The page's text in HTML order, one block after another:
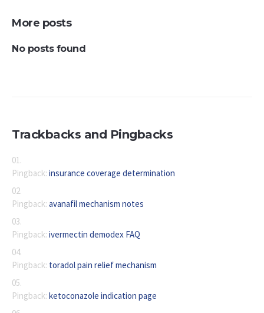
More posts
No posts found
Trackbacks and Pingbacks
Pingback: insurance coverage determination
Pingback: avanafil mechanism notes
Pingback: ivermectin demodex FAQ
Pingback: toradol pain relief mechanism
Pingback: ketoconazole indication page